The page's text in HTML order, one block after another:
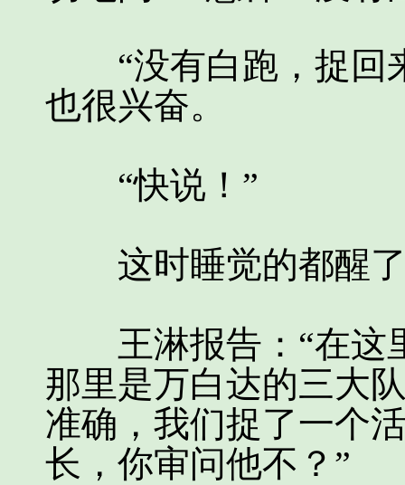
“没有白跑，捉回
也很兴奋。
“快说！”
这时睡觉的都醒了
王淋报告：“在这
那里是万白达的三大
准确，我们捉了一个
长，你审问他不？”